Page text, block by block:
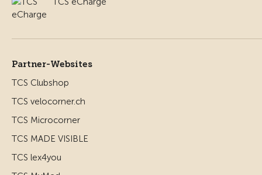
Partner-Websites
TCS Clubshop
TCS velocorner.ch
TCS Microcorner
TCS MADE VISIBLE
TCS lex4you